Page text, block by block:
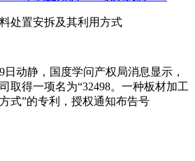
处置安拆及其利用方式
动静，国度学问产权局消息显示，
取得一项名为“32498。一种板材加工
式”的专利，授权通知布告号